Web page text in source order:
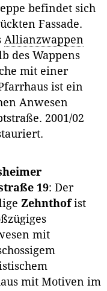
befindet sich
Fassade.
Allianzwappen
des Wappens
mit einer
ist ein
Anwesen
2001/02
19: Der
Zehnthofist
mit
mit Motiven im